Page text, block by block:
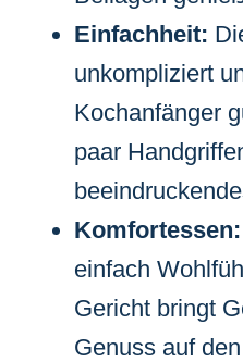
Einfachheit:
unkompliziert
Kochanfänger
paar
Komfortessen:
einfach
Gericht bringt
Genuss auf